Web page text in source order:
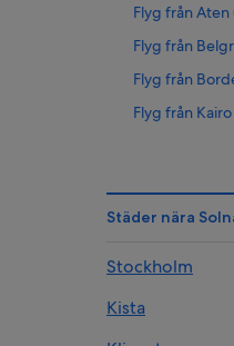
Flyg från Aten
Flyg från
Flyg från
Flyg från
Flyg från
Flyg från Ibiza
Flyg från
Städer nära
Stockholm
Kista